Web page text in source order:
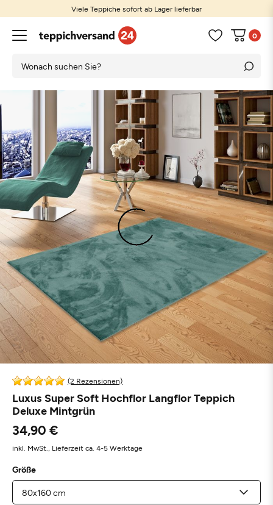
Viele Teppiche sofort ab Lager lieferbar
0
(2 Rezensionen)
Luxus Super Soft Hochflor Langflor Teppich
Deluxe Mintgrün
34,90 €
inkl. MwSt., Lieferzeit ca. 4-5 Werktage
Größe